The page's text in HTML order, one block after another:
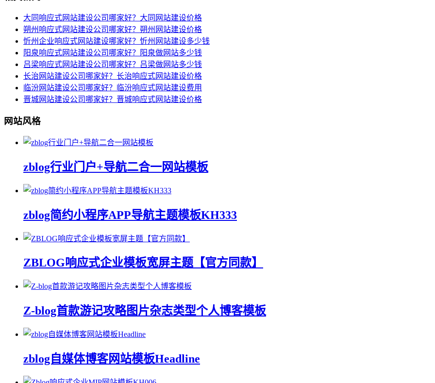
大同响应式网站建设公司哪家好？大同网站建设价格
朔州响应式网站建设公司哪家好？朔州网站建设价格
忻州企业响应式网站建设哪家好？忻州网站建设多少钱
阳泉响应式网站建设公司哪家好？阳泉做网站多少钱
吕梁响应式网站建设公司哪家好？吕梁做网站多少钱
长治网站建设公司哪家好？长治响应式网站建设价格
临汾网站建设公司哪家好？临汾响应式网站建设费用
晋城网站建设公司哪家好？晋城响应式网站建设价格
网站风格
zblog行业门户+导航二合一网站模板
zblog简约小程序APP导航主题模板KH333
ZBLOG响应式企业模板宽屏主题【官方同款】
Z-blog首款游记攻略图片杂志类型个人博客模板
zblog自媒体博客网站模板Headline